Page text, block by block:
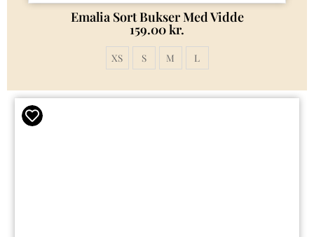
Emalia Sort Bukser Med Vidde
159.00kr.
XS S M L